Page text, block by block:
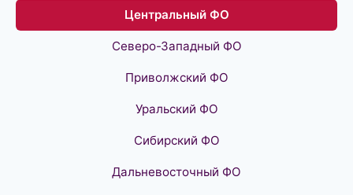
Центральный ФО
Северо-Западный ФО
Приволжский ФО
Уральский ФО
Сибирский ФО
Дальневосточный ФО